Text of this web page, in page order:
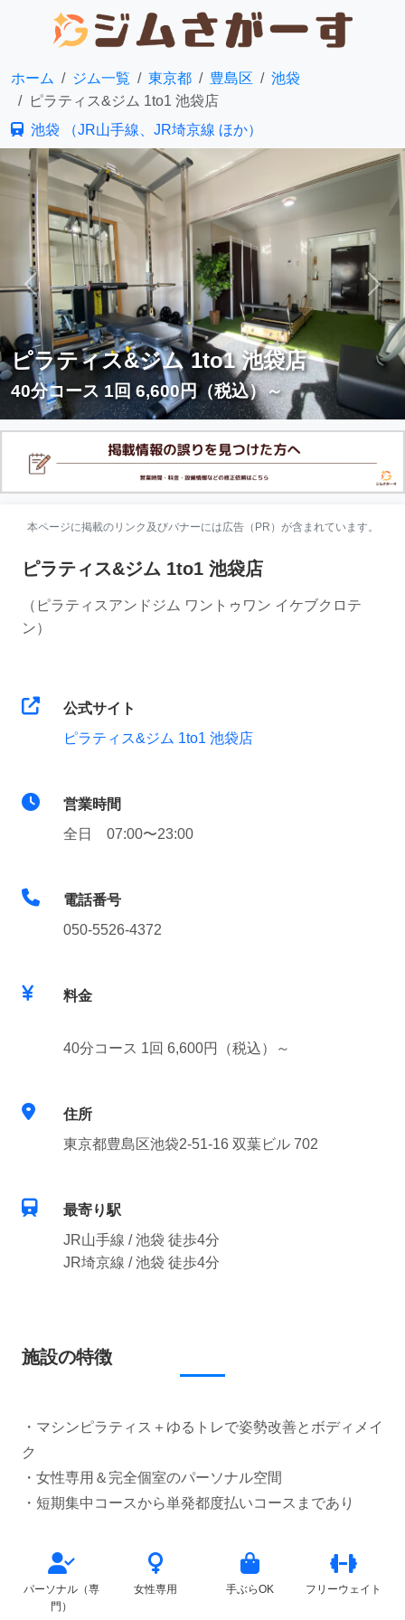
ホーム ジム一覧 東京都 豊島区
池袋
ピラティス&ジム 1to1 池袋店
池袋 （JR山手線、JR埼京線 ほか）
ピラティス&ジム 1to1 池袋店
40分コース 1回 6,600円（税込）～
前へ 次へ
本ページに掲載のリンク及びバナーには広告（PR）が含まれています。
ピラティス&ジム 1to1 池袋店
（ピラティスアンドジム ワントゥワン イケブクロテ
ン）
公式サイト
ピラティス&ジム 1to1 池袋店
営業時間
全日 07:00〜23:00
電話番号
050-5526-4372
料金
40分コース 1回 6,600円（税込）～
住所
東京都豊島区池袋2-51-16 双葉ビル 702
最寄り駅
JR山手線 / 池袋 徒歩4分
JR埼京線 / 池袋 徒歩4分
施設の特徴
・マシンピラティス＋ゆるトレで姿勢改善とボディメイ
ク
・女性専用＆完全個室のパーソナル空間
パーソナル（専
門）
女性専用 手ぶらOK フリーウェイト